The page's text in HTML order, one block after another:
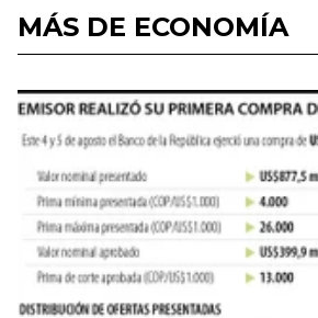
MÁS DE ECONOMÍA